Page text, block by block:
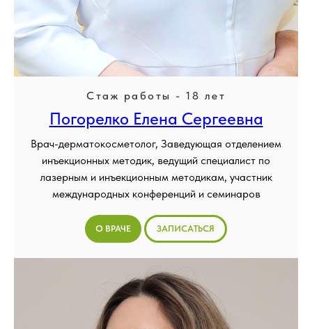
Стаж работы - 18 лет
Погорелко Елена Сергеевна
Врач-дерматокосметолог, Заведующая отделением
инъекционных методик, ведущий специалист по
лазерным и инъекционным методикам, участник
международных конференций и семинаров
О ВРАЧЕ ЗАПИСАТЬСЯ